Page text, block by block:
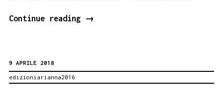
Continue reading
Rosa
→
9 APRILE 2018
edizioniarianna2016